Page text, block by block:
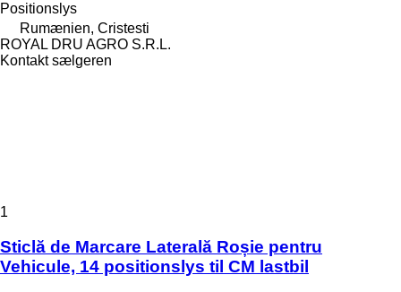
Positionslys
Rumænien, Cristesti
ROYAL DRU AGRO S.R.L.
Kontakt sælgeren
1
Sticlă de Marcare Laterală Roșie pentru
Vehicule, 14 positionslys til CM lastbil